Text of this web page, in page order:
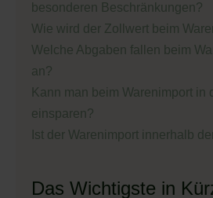
besonderen Beschränkungen?
Wie wird der Zollwert beim
Welche Abgaben fallen beim
an?
Kann man beim Warenimport in
einsparen?
Ist der Warenimport innerhalb
Das Wichtigste in